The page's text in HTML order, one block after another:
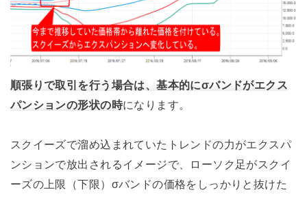
順張りで取引を行う場合は、基本的にσバンドがエクス
パンションの形状の時になります。
スクイーズで溜め込まれていたトレンドの力がエクスパ
ンションで放出されるイメージで、ローソク足がスクイ
ーズの上限（下限）σバンドの価格をしっかりと抜けた